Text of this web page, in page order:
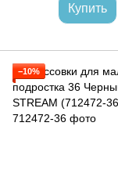
Купить
−10%